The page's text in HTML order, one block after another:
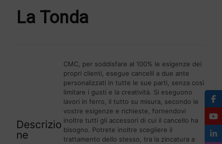
La Tonda
Descrizio
ne
CMC, per soddisfare al 100% le esigenze dei
propri clienti, esegue cancelli a due ante
personalizzati in tutte le sue parti, senza così
limitare i gusti e la creatività. Si eseguono
lavori in ferro, il tutto su misura, secondo le
vostre esigenze e richieste, fornendovi
inoltre tutti gli accessori di cui il cancello ha
bisogno. Potrete inoltre scegliere il
trattamento dello stesso, tra la zincatura a